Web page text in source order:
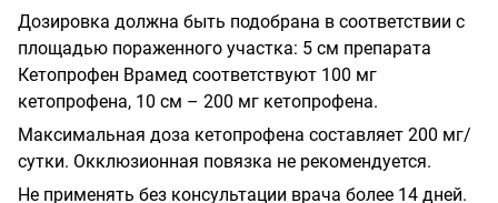
Дозировка должна быть подобрана в соответствии с
площадью пораженного участка: 5 см препарата
Кетопрофен Врамед соответствуют 100 мг
кетопрофена, 10 см – 200 мг кетопрофена.
Максимальная доза кетопрофена составляет 200 мг/
сутки. Окклюзионная повязка не рекомендуется.
Не применять без консультации врача более 14 дней.